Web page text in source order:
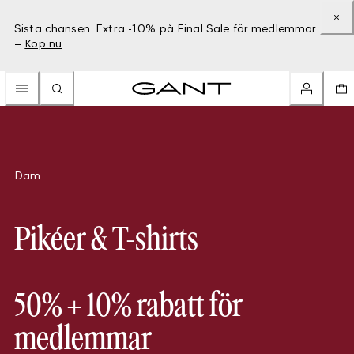
Sista chansen: Extra -10% på Final Sale för medlemmar
– Köp nu
Dam
Pikéer & T-shirts
50% + 10% rabatt för
medlemmar